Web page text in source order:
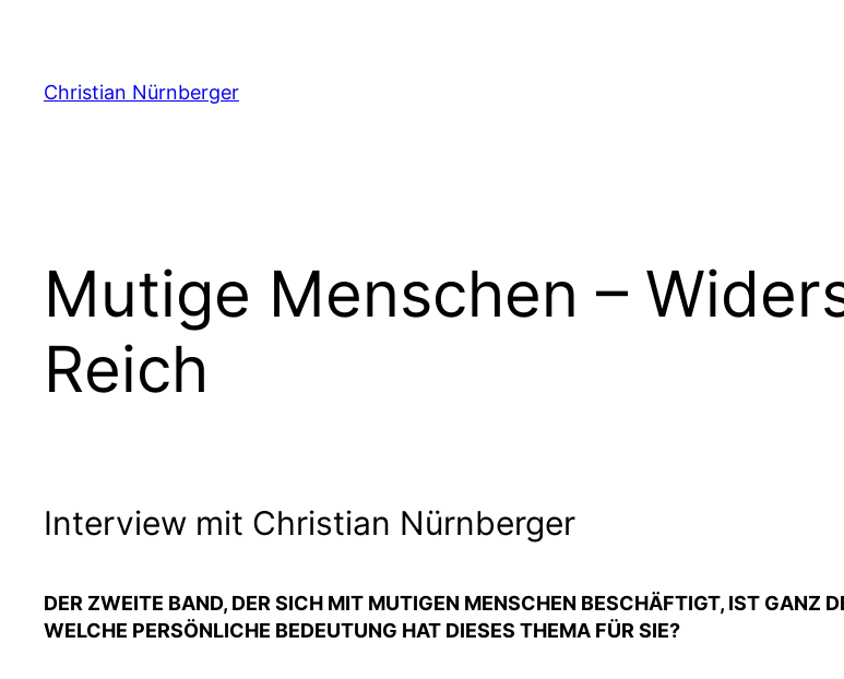
springen
Christian Nürnberger
Mutige Menschen –
Reich
Interview mit Christian Nürnberger
DER ZWEITE BAND, DER SICH MIT MUTIGEN MENSCHEN BESCHÄFTIGT, IST GANZ
WELCHE PERSÖNLICHE BEDEUTUNG HAT DIESES THEMA FÜR SIE?